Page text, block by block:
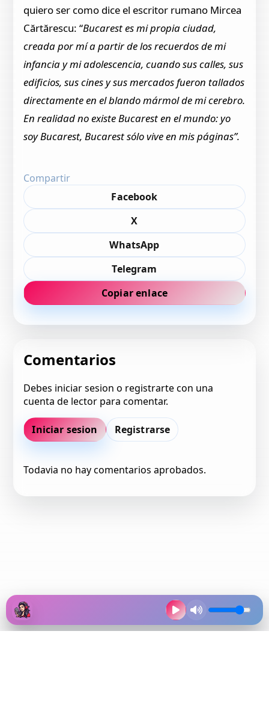
quiero ser como dice el escritor rumano Mircea
Cărtărescu: “Bucarest es mi propia ciudad,
creada por mí a partir de los recuerdos de mi
infancia y mi adolescencia, cuando sus calles, sus
edificios, sus cines y sus mercados fueron tallados
directamente en el blando mármol de mi cerebro.
En realidad no existe Bucarest en el mundo: yo
soy Bucarest, Bucarest sólo vive en mis páginas”.
Compartir
Facebook
X
WhatsApp
Telegram
Copiar enlace
Comentarios
Debes iniciar sesion o registrarte con una
cuenta de lector para comentar.
Iniciar sesion Registrarse
Todavia no hay comentarios aprobados.